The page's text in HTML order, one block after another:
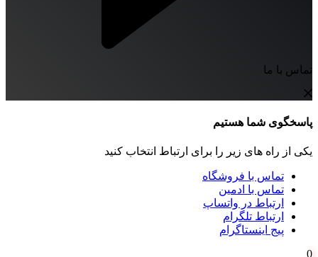
تماس با ما
پاسخگوی شما هستیم
یکی از راه های زیر را برای ارتباط انتخاب کنید
تماس با فروشگاه
تماس با ادمین
ارتباط در واتساپ
ارتباط تلگرام
پیج اینستاگرام
0